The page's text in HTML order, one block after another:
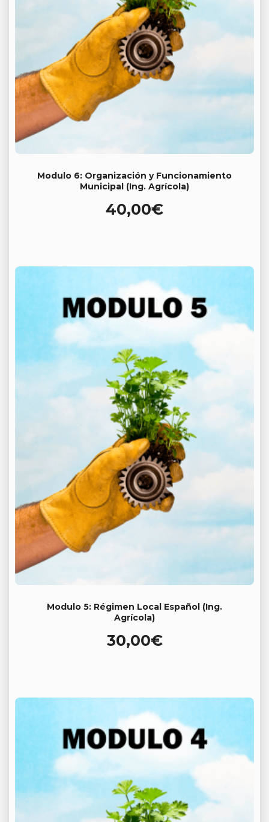
Modulo 6: Organización y Funcionamiento
Municipal (Ing. Agrícola)
40,00€
Modulo 5: Régimen Local Español (Ing.
Agrícola)
30,00€